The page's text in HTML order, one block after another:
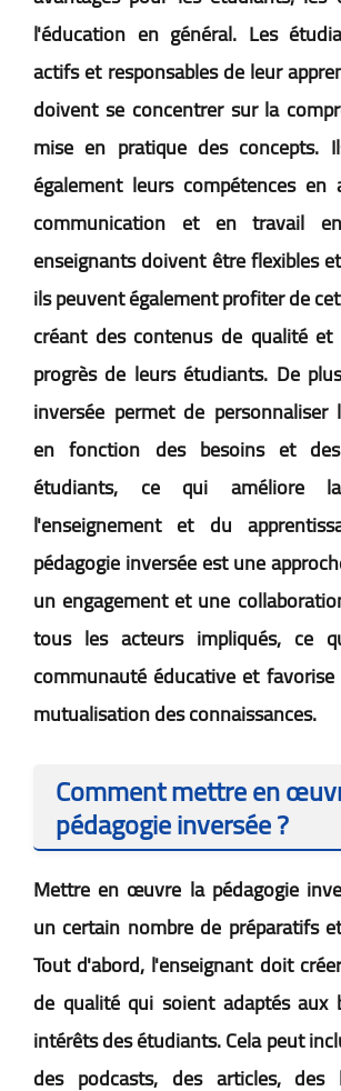
l'éducation en général. Les
actifs et responsables de leur
doivent se concentrer sur la
mise en pratique des concepts.
également leurs compétences en
communication et en travail
enseignants doivent être flexibles
ils peuvent également profiter de
créant des contenus de qualité
progrès de leurs étudiants. De
inversée permet de personnaliser
en fonction des besoins et
étudiants, ce qui améliore
l'enseignement et du
pédagogie inversée est une
un engagement et une
tous les acteurs impliqués, ce
communauté éducative et
mutualisation des connaissances.
Comment mettre en
pédagogie inversée ?
Mettre en œuvre la pédagogie
un certain nombre de préparatifs
Tout d'abord, l'enseignant doit
de qualité qui soient adaptés aux
intérêts des étudiants. Cela peut
des podcasts, des articles,